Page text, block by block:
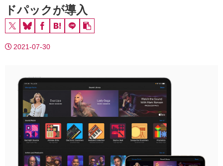
ドパックが導入
2021-07-30